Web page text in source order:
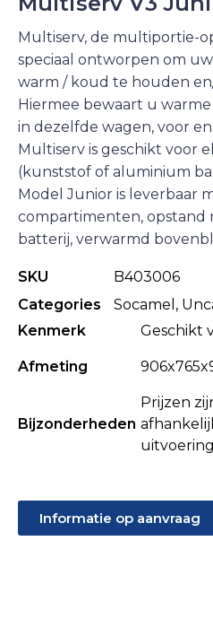
Multiserv, de multiportie-
speciaal ontworpen om
warm / koud te houden
Hiermee bewaart u
in dezelfde wagen, voor
Multiserv is geschikt voor
(kunststof of aluminium
Model Junior is leverbaar
compartimenten, opstand
batterij, verwarmd
SKU
B403006
Categories
Socamel ,
Kenmerk
Geschikt
Afmeting
Bijzonderheden
Prijzen
Informatie op aanvraag